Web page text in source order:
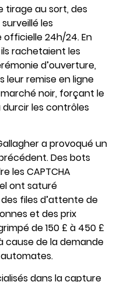
tirage au sort, des
les
24h/24. En
rachetaient les
d’ouverture,
leur remise en ligne
noir, forçant le
les contrôles
a provoqué un
Des bots
les CAPTCHA
ont saturé
files d’attente de
et des prix
de 150 £ à 450 £
cause de la demande
dans la capture